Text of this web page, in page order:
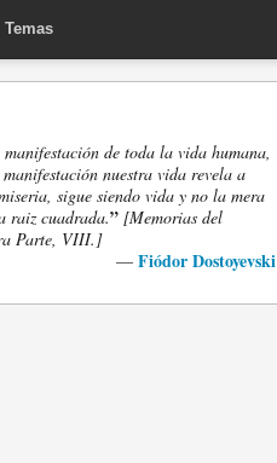
Temas
manifestación de toda la vida humana,
nuestra vida revela a
sigue siendo vida y no la mera
raiz cuadrada.” [Memorias del
Parte, VIII.]
— Fiódor Dostoyevski